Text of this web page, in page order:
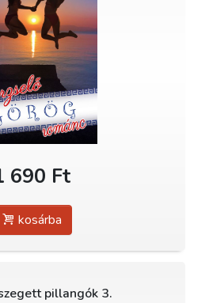
690 Ft
kosárba
pillangók 3.